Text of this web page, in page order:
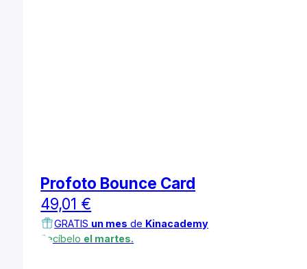
Profoto Bounce Card
49,01 €
GRATIS un mes de Kinacademy
Recíbelo el martes.